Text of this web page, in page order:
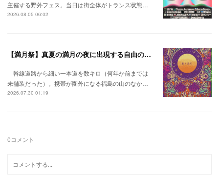
主催する野外フェス。当日は街全体がトランス状態…
2026.08.05 06:02
【満月祭】真夏の満月の夜に出現する自由の桃源郷。
幹線道路から細い一本道を数キロ（何年か前までは
未舗装だった）。携帯が圏外になる福島の山のなか…
2026.07.30 01:19
0コメント